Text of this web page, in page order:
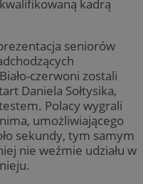
kadrą
seniorów
czerwoni zostali
Daniela Sołtysika,
Polacy wygrali
umożliwiającego
sekundy, tym samym
nie weźmie udziału w